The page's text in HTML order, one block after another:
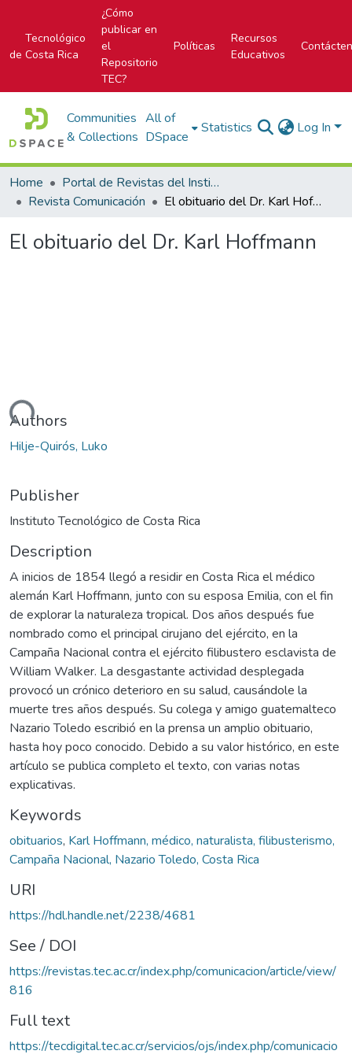
Tecnológico
de Costa Rica
¿Cómo
publicar en
el
Repositorio
TEC?
Políticas
Recursos
Educativos
Communities
& Collections
All of
DSpace
Statistics Log In
Home
Portal de Revistas del Instituto Tecnológico de Costa Rica
Revista Comunicación
El obituario del Dr. Karl Hoffmann
El obituario del Dr. Karl Hoffmann
Authors
Hilje-Quirós, Luko
Publisher
Instituto Tecnológico de Costa Rica
Description
A inicios de 1854 llegó a residir en Costa Rica el médico
alemán Karl Hoffmann, junto con su esposa Emilia, con el fin
de explorar la naturaleza tropical. Dos años después fue
nombrado como el principal cirujano del ejército, en la
Campaña Nacional contra el ejército filibustero esclavista de
William Walker. La desgastante actividad desplegada
provocó un crónico deterioro en su salud, causándole la
muerte tres años después. Su colega y amigo guatemalteco
Nazario Toledo escribió en la prensa un amplio obituario,
hasta hoy poco conocido. Debido a su valor histórico, en este
artículo se publica completo el texto, con varias notas
explicativas.
Keywords
obituarios, Karl Hoffmann, médico, naturalista, filibusterismo,
Campaña Nacional, Nazario Toledo, Costa Rica
URI
https://hdl.handle.net/2238/4681
See / DOI
https://revistas.tec.ac.cr/index.php/comunicacion/article/view/
816
Full text
https://tecdigital.tec.ac.cr/servicios/ojs/index.php/comunicacio